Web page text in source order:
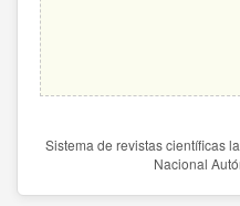
Sistema de revistas científicas
Nacional